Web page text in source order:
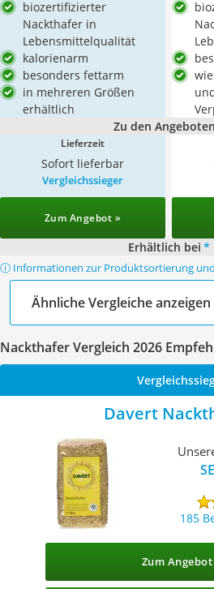
biozertifizierter
Nackthafer in
Lebensmittelqualität
kalorienarm
besonders fettarm
in mehreren Größen
erhältlich
Zu den Angeboten
Lieferzeit
Sofort lieferbar
Vergleichssieger
Zum Angebot »
Erhältlich bei *
ⓘ Informationen zur Produktsortierung
Ähnliche Vergleiche anzeigen
Nackthafer Vergleich 2026
Davert
185
Zum Angebot